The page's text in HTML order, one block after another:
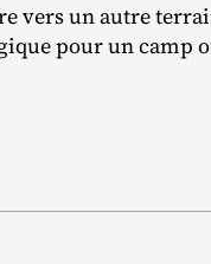
vers un autre
pour un camp